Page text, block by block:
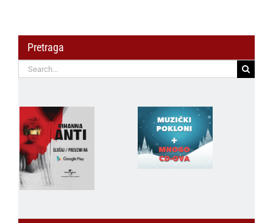
Pretraga
Search
for: